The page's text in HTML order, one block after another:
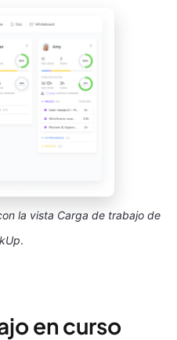
la vista Carga de trabajo de
.
en curso